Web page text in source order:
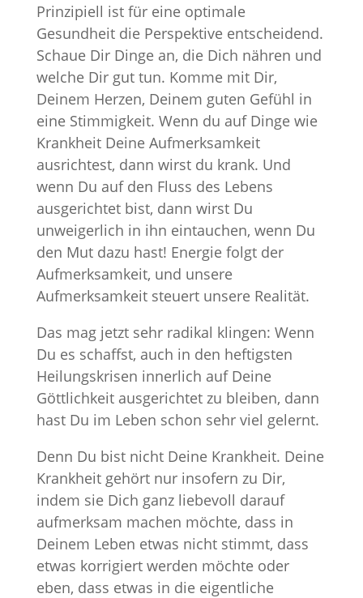
Prinzipiell ist für eine optimale
Gesundheit die Perspektive entscheidend.
Schaue Dir Dinge an, die Dich nähren und
welche Dir gut tun. Komme mit Dir,
Deinem Herzen, Deinem guten Gefühl in
eine Stimmigkeit. Wenn du auf Dinge wie
Krankheit Deine Aufmerksamkeit
ausrichtest, dann wirst du krank. Und
wenn Du auf den Fluss des Lebens
ausgerichtet bist, dann wirst Du
unweigerlich in ihn eintauchen, wenn Du
den Mut dazu hast! Energie folgt der
Aufmerksamkeit, und unsere
Aufmerksamkeit steuert unsere Realität.
Das mag jetzt sehr radikal klingen: Wenn
Du es schaffst, auch in den heftigsten
Heilungskrisen innerlich auf Deine
Göttlichkeit ausgerichtet zu bleiben, dann
hast Du im Leben schon sehr viel gelernt.
Denn Du bist nicht Deine Krankheit. Deine
Krankheit gehört nur insofern zu Dir,
indem sie Dich ganz liebevoll darauf
aufmerksam machen möchte, dass in
Deinem Leben etwas nicht stimmt, dass
etwas korrigiert werden möchte oder
eben, dass etwas in die eigentliche